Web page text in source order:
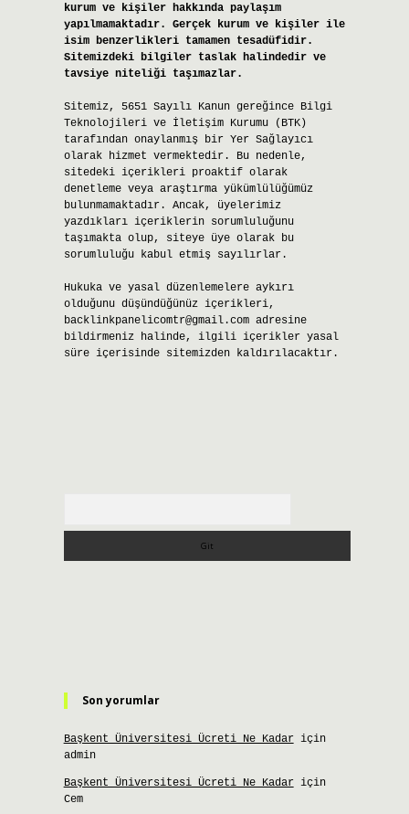
kurum ve kişiler hakkında paylaşım
yapılmamaktadır. Gerçek kurum ve kişiler ile
isim benzerlikleri tamamen tesadüfidir.
Sitemizdeki bilgiler taslak halindedir ve
tavsiye niteliği taşımazlar.
Sitemiz, 5651 Sayılı Kanun gereğince Bilgi
Teknolojileri ve İletişim Kurumu (BTK)
tarafından onaylanmış bir Yer Sağlayıcı
olarak hizmet vermektedir. Bu nedenle,
sitedeki içerikleri proaktif olarak
denetleme veya araştırma yükümlülüğümüz
bulunmamaktadır. Ancak, üyelerimiz
yazdıkları içeriklerin sorumluluğunu
taşımakta olup, siteye üye olarak bu
sorumluluğu kabul etmiş sayılırlar.
Hukuka ve yasal düzenlemelere aykırı
olduğunu düşündüğünüz içerikleri,
backlinkpanelicomtr@gmail.comadresine
bildirmeniz halinde, ilgili içerikler yasal
süre içerisinde sitemizden kaldırılacaktır.
Son yorumlar
Başkent Üniversitesi Ücreti Ne Kadariçin
admin
Başkent Üniversitesi Ücreti Ne Kadariçin
Cem